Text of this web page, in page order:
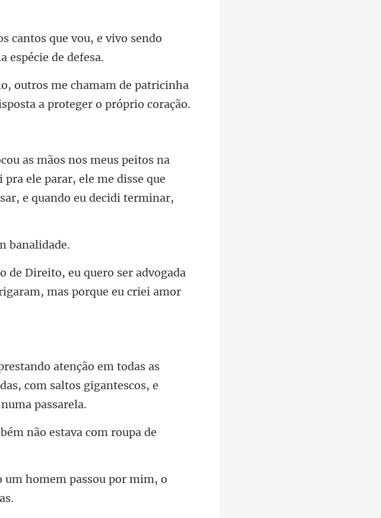
cantos que vou, e vivo sendo
e chamam de patricinha
ele parar, ele me disse que
eu quero ser advogada
as as
com saltos giga
não es
um homem passou por mim, o